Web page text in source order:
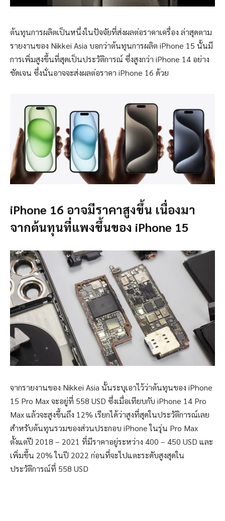
ต้นทุนการผลิตเป็นหนึ่งในปัจจัยที่ส่งผลต่อราคาเครื่อง ล่าสุดตาม
รายงานของ Nikkei Asia บอกว่าต้นทุนการผลิต iPhone 15 นั้นมี
การเพิ่มสูงขึ้นที่สุดเป็นประวัติการณ์ ซึ่งสูงกว่า iPhone 14 อย่าง
ชัดเจน ซึ่งนั่นอาจจะส่งผลต่อราคา iPhone 16 ด้วย
iPhone 16 อาจมีราคาสูงขึ้น เนื่องมา
จากต้นทุนที่แพงขึ้นของ iPhone 15
จากรายงานของ Nikkei Asia นั้นระบุเอาไว้ว่าต้นทุนของ iPhone
15 Pro Max จะอยู่ที่ 558 USD ซึ่งเมื่อเทียบกับ iPhone 14 Pro
Max แล้วจะสูงขึ้นถึง 12% เรียกได้ว่าสูงที่สุดในประวัติการณ์เลย
สำหรับต้นทุนรวมของส่วนประกอบ iPhone ในรุ่น Pro Max
ตั้งแต่ปี 2018 – 2021 ที่มีราคาอยู่ระหว่าง 400 – 450 USD และ
เพิ่มขึ้น 20% ในปี 2022 ก่อนที่จะไปแตะระดับสูงสุดใน
ประวัติการณ์ที่ 558 USD